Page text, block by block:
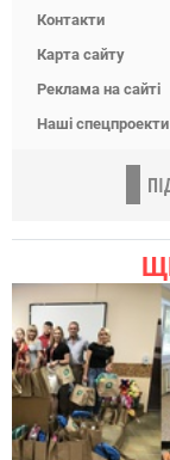
Контакти
Карта сайту
Реклама на сайті
Наші спецпроекти